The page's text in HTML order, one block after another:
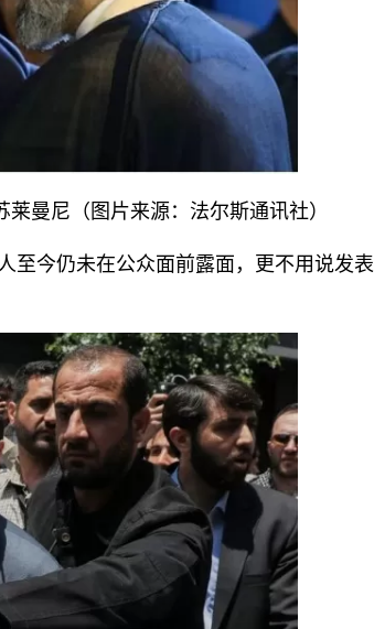
曼尼（图片来源：法尔斯通讯社）
至今仍未在公众面前露面，更不用说发表